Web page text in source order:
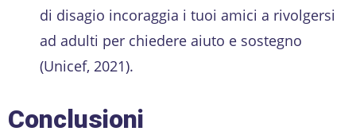
di disagio incoraggia i tuoi amici a rivolgersi
ad adulti per chiedere aiuto e sostegno
(Unicef, 2021).
Conclusioni